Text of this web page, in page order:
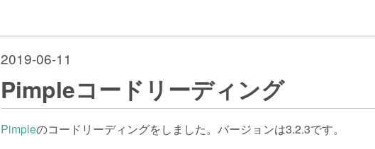
2019-06-11
Pimpleコードリーディング
Pimpleのコードリーディングをしました。バージョンは3.2.3です。